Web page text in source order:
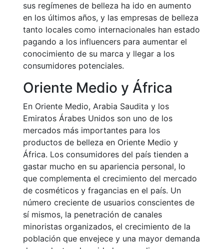
sus regímenes de belleza ha ido en aumento
en los últimos años, y las empresas de belleza
tanto locales como internacionales han estado
pagando a los influencers para aumentar el
conocimiento de su marca y llegar a los
consumidores potenciales.
Oriente Medio y África
En Oriente Medio, Arabia Saudita y los
Emiratos Árabes Unidos son uno de los
mercados más importantes para los
productos de belleza en Oriente Medio y
África. Los consumidores del país tienden a
gastar mucho en su apariencia personal, lo
que complementa el crecimiento del mercado
de cosméticos y fragancias en el país. Un
número creciente de usuarios conscientes de
sí mismos, la penetración de canales
minoristas organizados, el crecimiento de la
población que envejece y una mayor demanda